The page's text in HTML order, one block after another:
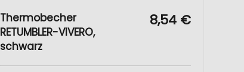
Thermobecher
RETUMBLER-VIVERO,
schwarz
8,54 €